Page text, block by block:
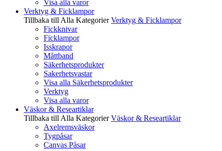
Visa alla varor
Verktyg & Ficklampor
Tillbaka till Alla Kategorier Verktyg & Ficklampor
Fickknivar
Ficklampor
Isskrapor
Måttband
Säkerhetsprodukter
Sakerhetsvastar
Visa alla Säkerhetsprodukter
Verktyg
Visa alla varor
Väskor & Researtiklar
Tillbaka till Alla Kategorier Väskor & Researtiklar
Axelremsväskor
Tygpåsar
Canvas Påsar